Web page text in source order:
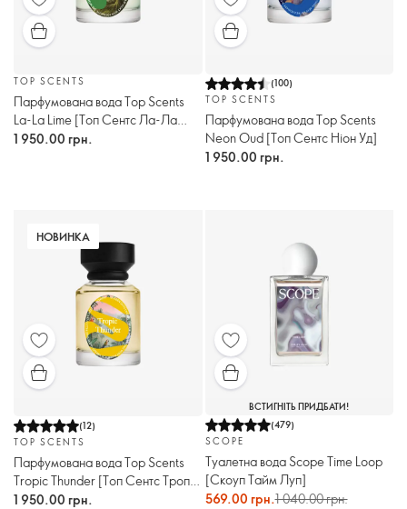
TOP SCENTS
Парфумована вода Top Scents
La-La Lime [Топ Сентс Ла-Ла
Лайм]
1 950.00 грн.
(100)
TOP SCENTS
Парфумована вода Top Scents
Neon Oud [Топ Сентс Ніон Уд]
1 950.00 грн.
НОВИНКА
(12)
TOP SCENTS
Парфумована вода Top Scents
Tropic Thunder [Топ Сентс Тропік
Сандер]
1 950.00 грн.
ВСТИГНІТЬ ПРИДБАТИ!
(479)
SCOPE
Туалетна вода Scope Time Loop
[Скоуп Тайм Луп]
569.00 грн.1 040.00 грн.